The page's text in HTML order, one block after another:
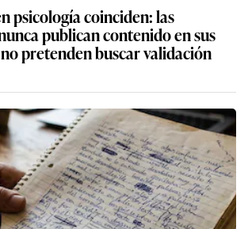
psicología coinciden: las
publican contenido en sus
pretenden buscar validación